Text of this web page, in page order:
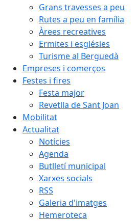
Grans travesses a peu
Rutes a peu en família
Àrees recreatives
Ermites i esglésies
Turisme al Berguedà
Empreses i comerços
Festes i fires
Festa major
Revetlla de Sant Joan
Mobilitat
Actualitat
Notícies
Agenda
Butlletí municipal
Xarxes socials
RSS
Galeria d'imatges
Hemeroteca